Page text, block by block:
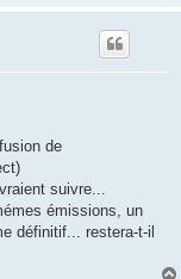
de
suivre...
émissions, un
définitif... restera-t-il